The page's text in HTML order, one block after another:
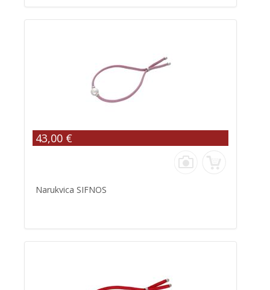
43,00 €
Narukvica SIFNOS